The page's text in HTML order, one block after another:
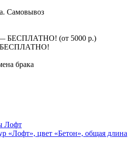
БЕСПЛАТНО!
Лофт
«Лофт», цвет «Бетон», общая длина